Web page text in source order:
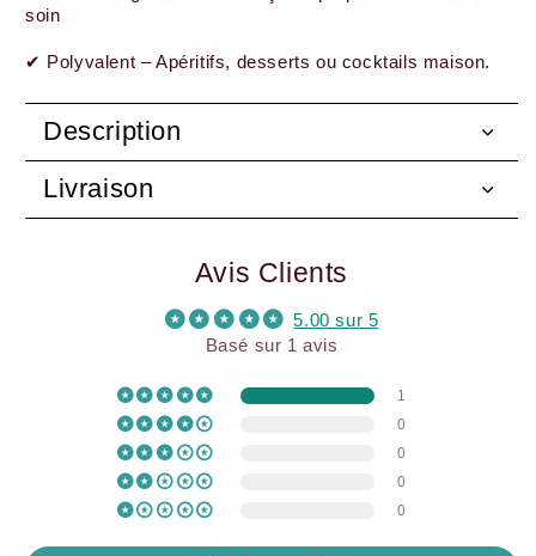
soin
✔ Polyvalent – Apéritifs, desserts ou cocktails maison.
Description
Livraison
Avis Clients
5.00 sur 5
Basé sur 1 avis
1
0
0
0
0